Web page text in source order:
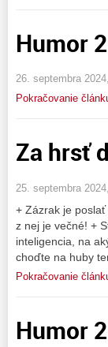
Humor
26. septembra
Pokračovanie
Za hrsť
25. septembra
+ Zázrak je
z nej je večné! +
inteligencia, na
choďte na huby
Pokračovanie
Humor